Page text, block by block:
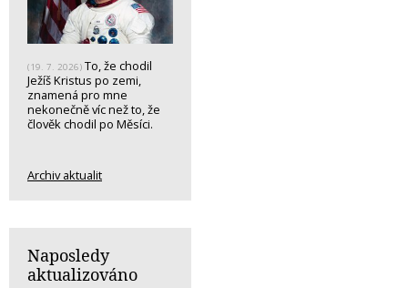
(19. 7. 2026) To, že chodil
Ježíš Kristus po zemi,
znamená pro mne
nekonečně víc než to, že
člověk chodil po Měsíci.
Archiv aktualit
Naposledy
aktualizováno